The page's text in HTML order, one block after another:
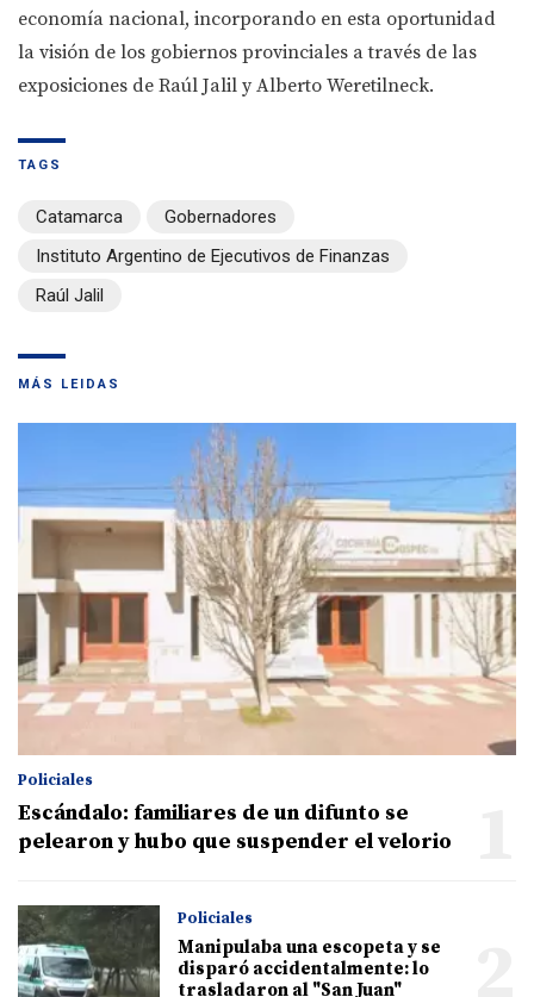
economía nacional, incorporando en esta oportunidad
la visión de los gobiernos provinciales a través de las
exposiciones de Raúl Jalil y Alberto Weretilneck.
TAGS
Catamarca
Gobernadores
Instituto Argentino de Ejecutivos de Finanzas
Raúl Jalil
MÁS LEIDAS
Policiales
Escándalo: familiares de un difunto se
pelearon y hubo que suspender el velorio
Policiales
Manipulaba una escopeta y se
disparó accidentalmente: lo
trasladaron al "San Juan"